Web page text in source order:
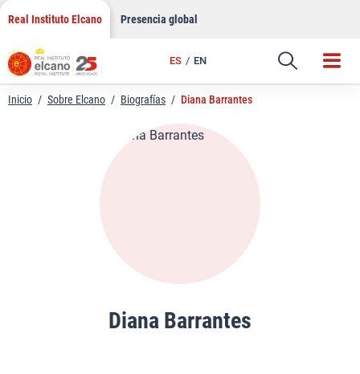
Saltar
contenido
Real Instituto Elcano Presencia global
ES EN
Enlace
Inicio / Sobre Elcano / Biografías / Diana Barrantes
Diana Barrantes